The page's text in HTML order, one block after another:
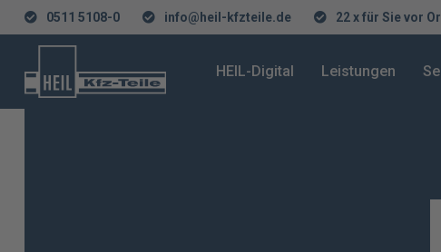
0511 5108-0 info@heil-kfzteile.de 22 x für Sie vor
HEIL-Digital Leistungen